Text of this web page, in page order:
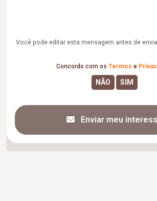
Você pode editar esta mensagem antes de
Concordo com os Termos e
Enviar meu